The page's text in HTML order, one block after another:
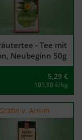
- Tee mit
Neubeginn 50g
5,29 €
105,80 €/kg
v. Arnim